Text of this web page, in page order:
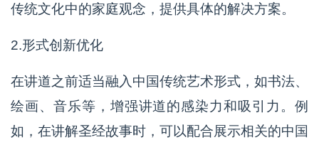
传统文化中的家庭观念，提供具体的解决方案。
2.形式创新优化
在讲道之前适当融入中国传统艺术形式，如书法、
绘画、音乐等，增强讲道的感染力和吸引力。例
如，在讲解圣经故事时，可以配合展示相关的中国